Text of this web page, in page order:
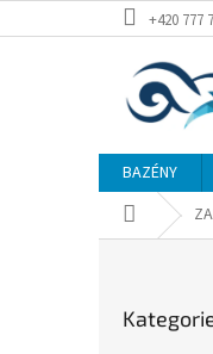
na
+420 777
BAZÉNY
Domů
kategorie